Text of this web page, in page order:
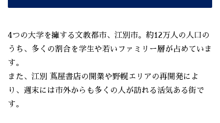
4つの大学を擁する文教都市、江別市。約12万人の人口の
うち、多くの割合を学生や若いファミリー層が占めていま
す。
また、江別 蔦屋書店の開業や野幌エリアの再開発によ
り、週末には市外からも多くの人が訪れる活気ある街で
す。